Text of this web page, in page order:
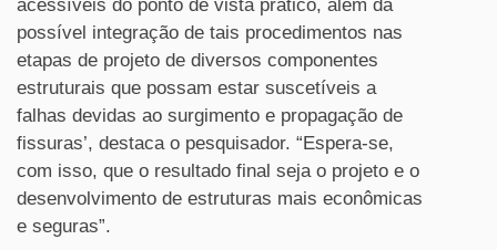
acessíveis do ponto de vista prático, além da
possível integração de tais procedimentos nas
etapas de projeto de diversos componentes
estruturais que possam estar suscetíveis a
falhas devidas ao surgimento e propagação de
fissuras’, destaca o pesquisador. “Espera-se,
com isso, que o resultado final seja o projeto e o
desenvolvimento de estruturas mais econômicas
e seguras”.